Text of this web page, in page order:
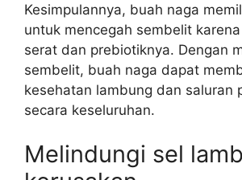
Kesimpulannya, buah naga
untuk mencegah sembelit
serat dan prebiotiknya. Dengan
sembelit, buah naga dapat
kesehatan lambung dan saluran
secara keseluruhan.
Melindungi sel